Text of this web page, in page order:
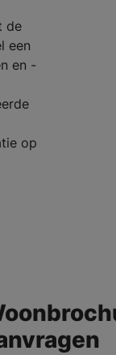
de
een
en -
op